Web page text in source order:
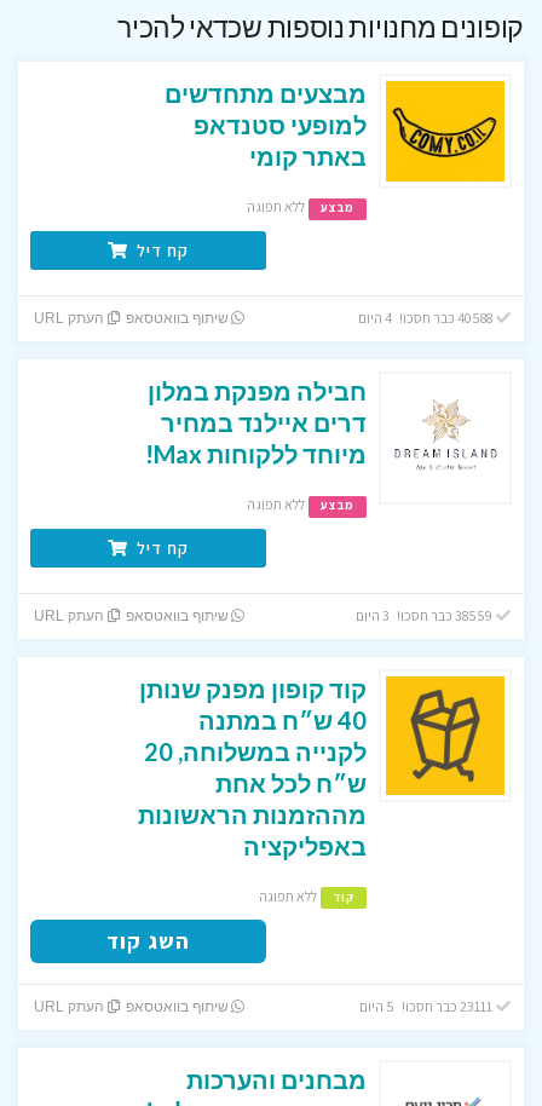
קופונים מחנויות נוספות שכדאי להכיר
מבצעים מתחדשים
למופעי סטנדאפ
באתר קומי
מבצע ללא תפוגה
קח דיל
40588 כבר חסכו! 4 היום שיתוף בוואטסאפ העתק URL
חבילה מפנקת במלון
דרים איילנד במחיר
מיוחד ללקוחות Max!
מבצע ללא תפוגה
קח דיל
שיתוף בוואטסאפ העתק URL
קוד קופון מפנק שנותן
40 ש״ח במתנה
לקנייה במשלוחה, 20
ש״ח לכל אחת
מההזמנות הראשונות
באפליקציה
קוד ללא תפוגה
השג קוד
שיתוף בוואטסאפ העתק URL
מבחנים והערכות